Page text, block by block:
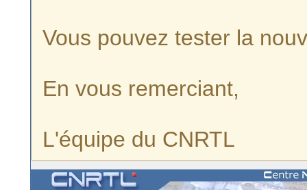
Vous pouvez tester la
En vous remerciant,
L'équipe du CNRTL